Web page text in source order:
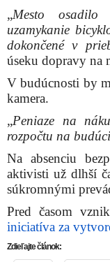
„Mesto osadilo
uzamykanie
dokončené v
úseku dopravy na
V budúcnosti by
kamera.
„Peniaze na
rozpočtu na
Na absenciu
aktivisti už dlhší
súkromnými
Pred časom
iniciatíva za
Zdieľajte článok: